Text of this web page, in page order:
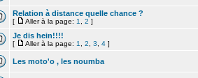
Relation à distance quelle chance ?
[ Aller à la page: 1 2 ]
Je dis hein!!!!
[ Aller à la page: 1 2 3 4 ]
Les moto'o , les noumba